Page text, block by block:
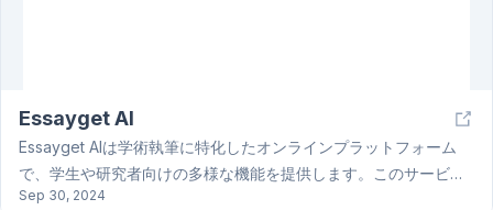
Essayget AI
Essayget AIは学術執筆に特化したオンラインプラットフォーム
で、学生や研究者向けの多様な機能を提供します。このサービス
は、AIを利用して人間が書いたような自然な文章を生成し、著作
Sep 30, 2024